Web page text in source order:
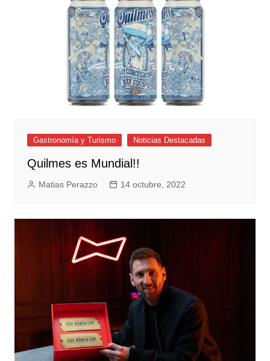
Gastronomía y Turismo Noticias Destacadas
Quilmes es Mundial!!
Matias Perazzo 14 octubre, 2022